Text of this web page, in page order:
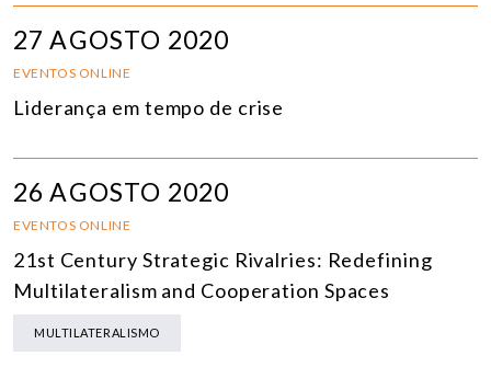
27 AGOSTO 2020
EVENTOS ONLINE
Liderança em tempo de crise
26 AGOSTO 2020
EVENTOS ONLINE
21st Century Strategic Rivalries: Redefining
Multilateralism and Cooperation Spaces
MULTILATERALISMO